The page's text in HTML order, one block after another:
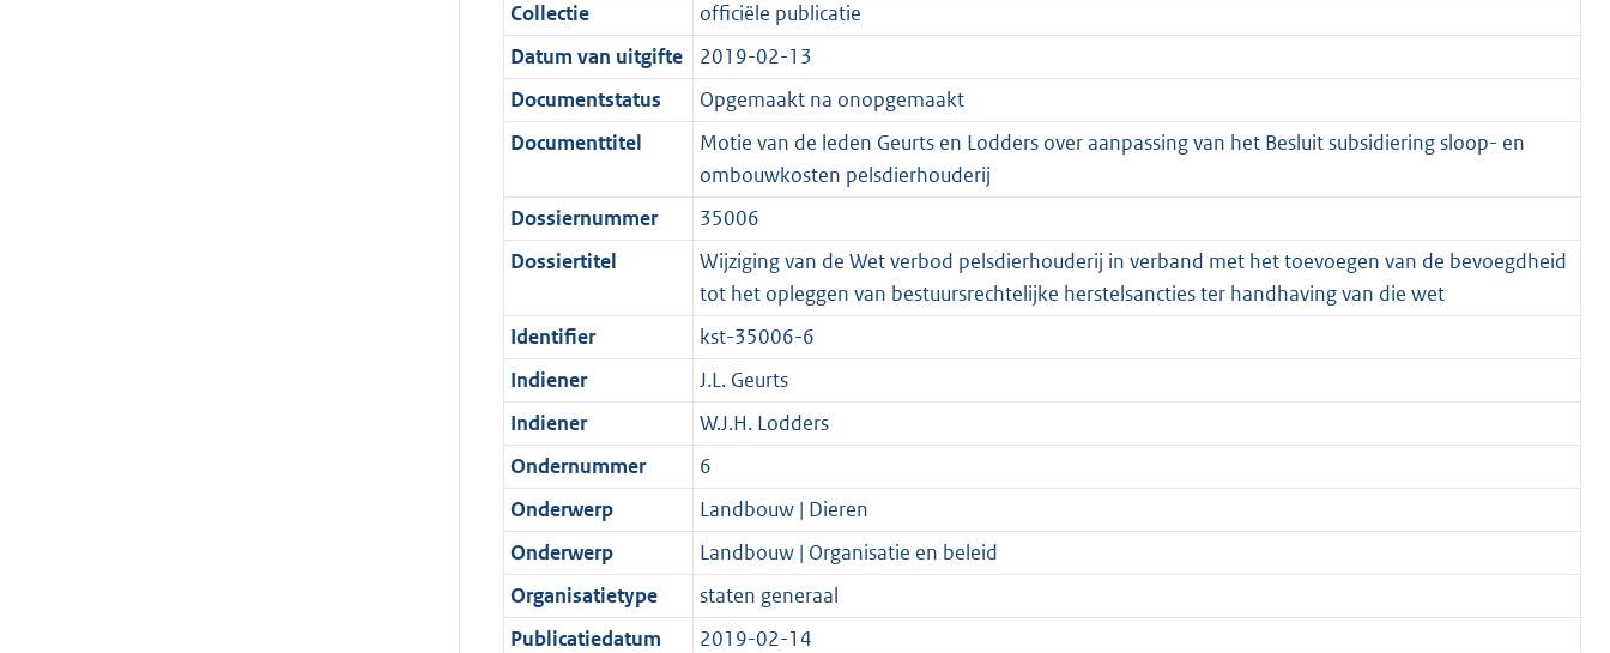
i
e
i
n
o
r
m
a
t
3
6
K
b
t
i
e
i
f
o
r
a
a
t
:
7
K
b
a
t
i
e
n
f
o
m
a
a
t
e
:
2
K
c
a
t
i
i
n
f
r
m
a
a
t
t
e
:
2
b
d
s
g
r
o
o
t
e
:
2
K
b
n
d
s
g
r
o
t
t
e
:
K
b
Collectie
officiële publicatie
Datum van uitgifte
2019-02-13
Documentstatus
Opgemaakt na onopgemaakt
Documenttitel
Motie van de leden Geurts en Lodders over aanpassing van het Besluit subsidiering sloop- en
ombouwkosten pelsdierhouderij
Dossiernummer
35006
Dossiertitel
Wijziging van de Wet verbod pelsdierhouderij in verband met het toevoegen van de bevoegdheid
tot het opleggen van bestuursrechtelijke herstelsancties ter handhaving van die wet
Identifier
kst-35006-6
Indiener
J.L. Geurts
Indiener
W.J.H. Lodders
Ondernummer
6
Onderwerp
Landbouw | Dieren
Onderwerp
Landbouw | Organisatie en beleid
Organisatietype
staten generaal
Publicatiedatum
2019-02-14